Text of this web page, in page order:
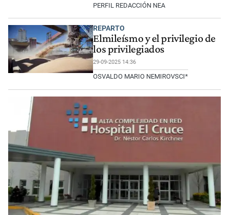
PERFIL REDACCIÓN NEA
REPARTO
Elmileísmo y el privilegio de
los privilegiados
29-09-2025 14:36
OSVALDO MARIO NEMIROVSCI*